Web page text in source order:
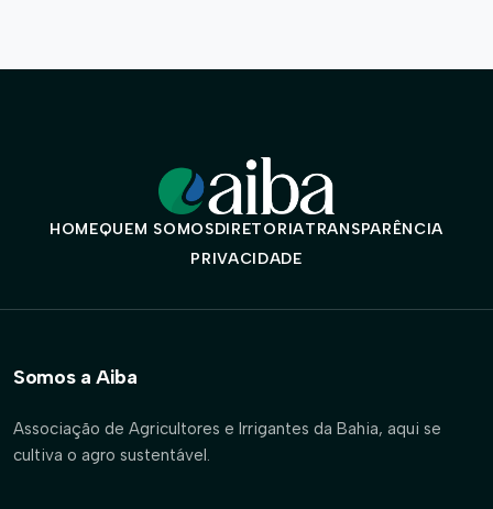
HOMEQUEM SOMOSDIRETORIATRANSPARÊNCIA
PRIVACIDADE
Somos a Aiba
Associação de Agricultores e Irrigantes da Bahia, aqui se
cultiva o agro sustentável.